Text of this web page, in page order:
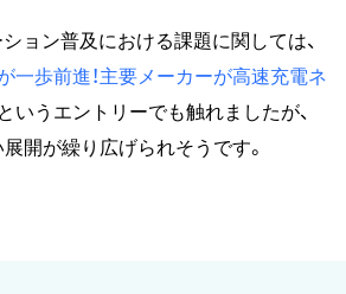
ョン普及における課題に関しては、
一歩前進！主要メーカーが高速充電ネ
というエントリーでも触れましたが、
開が繰り広げられそうです。